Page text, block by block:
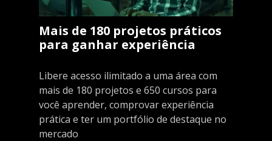
Mais de 180 projetos práticos
para ganhar experiência
Libere acesso ilimitado a uma área com
mais de 180 projetos e 650 cursos para
você aprender, comprovar experiência
prática e ter um portfólio de destaque no
mercado